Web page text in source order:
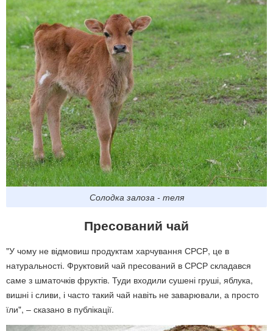
Солодка залоза - теля
Пресований чай
"У чому не відмовиш продуктам харчування СРСР, це в
натуральності. Фруктовий чай пресований в СРСР складався
саме з шматочків фруктів. Туди входили сушені груші, яблука,
вишні і сливи, і часто такий чай навіть не заварювали, а просто
їли", – сказано в публікації.